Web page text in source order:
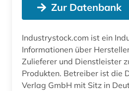
Zur Datenbank
Industrystock.com ist ein
Informationen über
Zulieferer und Dienstleister
Produkten. Betreiber ist die Deutsche Medien
Verlag GmbH mit Sitz in